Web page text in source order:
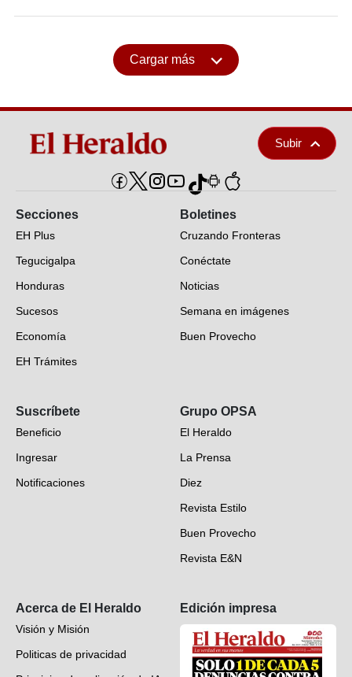
Cargar más
Subir
Secciones
EH Plus
Tegucigalpa
Honduras
Sucesos
Economía
EH Trámites
EH Verifica
Fotogalerías
Deportes
Videos
Boletines
Cruzando Fronteras
Conéctate
Noticias
Semana en imágenes
Buen Provecho
Suscríbete
Beneficio
Ingresar
Notificaciones
Grupo OPSA
El Heraldo
La Prensa
Diez
Revista Estilo
Buen Provecho
Revista E&N
Acerca de El Heraldo
Visión y Misión
Politicas de privacidad
Edición impresa